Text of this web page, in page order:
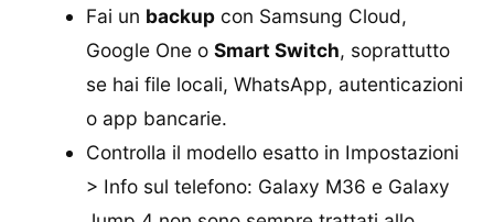
Fai un backupcon Samsung Cloud,
Google One o Smart Switch, soprattutto
se hai file locali, WhatsApp, autenticazioni
o app bancarie.
Controlla il modello esatto in Impostazioni
> Info sul telefono: Galaxy M36 e Galaxy